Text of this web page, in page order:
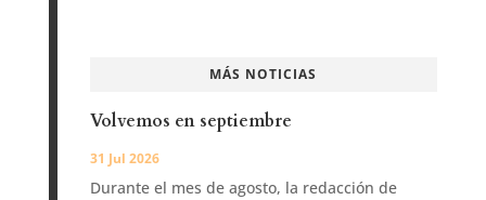
MÁS NOTICIAS
Volvemos en septiembre
31 Jul 2026
Durante el mes de agosto, la redacción de